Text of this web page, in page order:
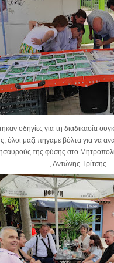
οδηγίες για τη διαδικασία
όλοι μαζί πήγαμε βόλτα για να
της φύσης στο
, Αντώνης Τρίτσης.